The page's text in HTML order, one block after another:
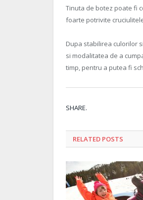
Tinuta de botez poate fi
foarte potrivite
Dupa stabilirea culorilor
si modalitatea de a
timp, pentru a putea fi
SHARE.
RELATED POSTS